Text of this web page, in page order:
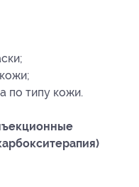
по типу кожи.